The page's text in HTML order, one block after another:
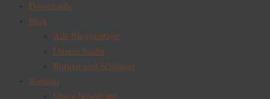
Downloads
Blog
Alle Blogbeiträge
Unsere Städte
Burgen und Schlösser
Kontakt
Unser Newsletter